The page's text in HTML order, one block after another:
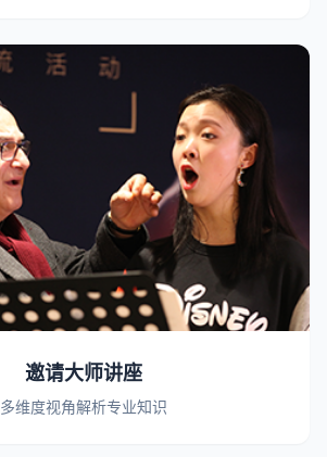
邀请大师讲座
多维度视角解析专业知识